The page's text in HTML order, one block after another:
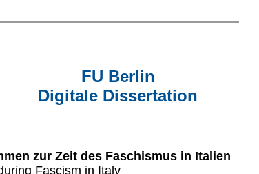
FU Berlin
Digitale Dissertation
zur Zeit des Faschismus in Italien
Fascism in Italy